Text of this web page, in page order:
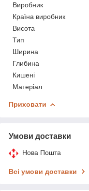
Виробник
Країна виробник
Висота
Тип
Ширина
Глибина
Кишені
Матеріал
Приховати
Умови доставки
Нова Пошта
Всі умови доставки